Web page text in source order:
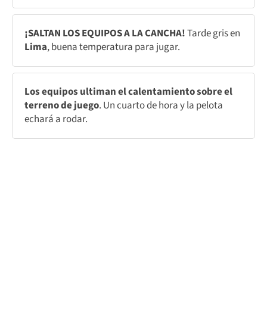
¡SALTAN LOS EQUIPOS A LA CANCHA!Tarde gris en
Lima, buena temperatura para jugar.
Los equipos ultiman el calentamiento sobre el
terreno de juego. Un cuarto de hora y la pelota
echará a rodar.